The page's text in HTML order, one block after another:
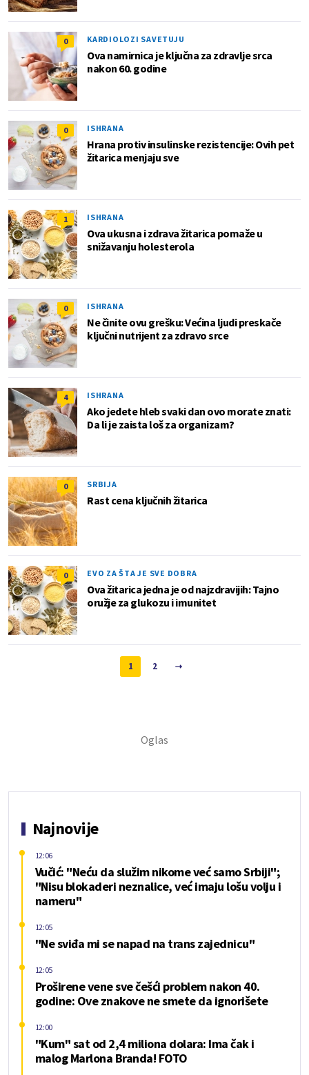
0 KARDIOLOZI SAVETUJU
Ova namirnica je ključna za zdravlje srca
nakon 60. godine
0 ISHRANA
Hrana protiv insulinske rezistencije: Ovih pet
žitarica menjaju sve
1 ISHRANA
Ova ukusna i zdrava žitarica pomaže u
snižavanju holesterola
0 ISHRANA
Ne činite ovu grešku: Većina ljudi preskače
ključni nutrijent za zdravo srce
4 ISHRANA
Ako jedete hleb svaki dan ovo morate znati:
Da li je zaista loš za organizam?
0 SRBIJA
Rast cena ključnih žitarica
0 EVO ZA ŠTA JE SVE DOBRA
Ova žitarica jedna je od najzdravijih: Tajno
oružje za glukozu i imunitet
1 2
Najnovije
Vučić: "Neću da služim nikome već samo Srbiji";
"Nisu blokaderi neznalice, već imaju lošu volju i
nameru"
12:06
"Ne sviđa mi se napad na trans zajednicu"
12:05
Proširene vene sve češći problem nakon 40.
godine: Ove znakove ne smete da ignorišete
12:05
"Kum" sat od 2,4 miliona dolara: Ima čak i
malog Marlona Branda! FOTO
12:00